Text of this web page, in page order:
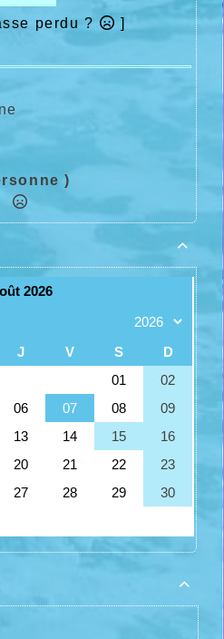
perdu ? ]
)

